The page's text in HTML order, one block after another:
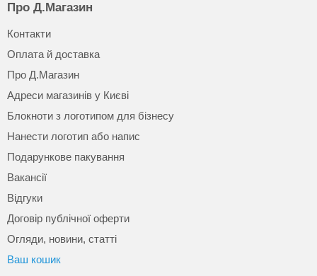
Про Д.Магазин
Контакти
Оплата й доставка
Про Д.Магазин
Адреси магазинів у Києві
Блокноти з логотипом для бізнесу
Нанести логотип або напис
Подарункове пакування
Вакансії
Відгуки
Договір публічної оферти
Огляди, новини, статті
Ваш кошик